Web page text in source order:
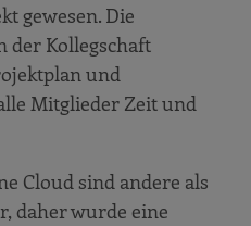
gewesen. Die
der Kollegschaft
und
Mitglieder Zeit und
Cloud sind andere als
daher wurde eine